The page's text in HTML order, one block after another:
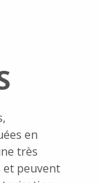
en
très
et peuvent